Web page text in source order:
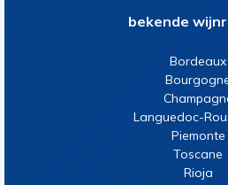
bekende
Bordeaux
Languedoc-
Piemonte
Toscane
Rioja